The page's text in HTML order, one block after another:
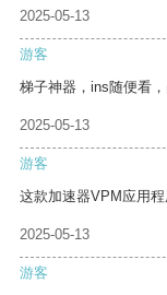
2025-05-13
游客
梯子神器，ins随便看，
2025-05-13
游客
这款加速器VPM应用
2025-05-13
游客